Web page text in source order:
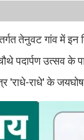
तेनुवट गांव में इन
पदार्पण उत्सव के
'राधे-राधे' के